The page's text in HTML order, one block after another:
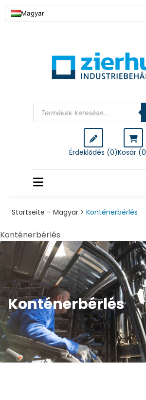
Magyar
Érdeklődés (0)Kosár (0
Startseite – Magyar > Konténerbérlés
Konténerbérlés
Konténerbérlés